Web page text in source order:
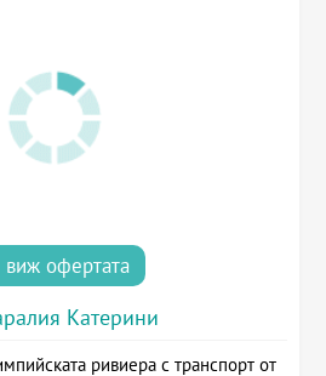
виж офертата
Катерини
ривиера с транспорт от